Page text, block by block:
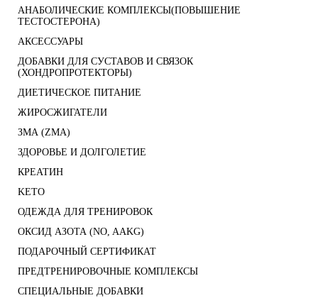
АНАБОЛИЧЕСКИЕ КОМПЛЕКСЫ(ПОВЫШЕНИЕ
ТЕСТОСТЕРОНА)
АКСЕССУАРЫ
ДОБАВКИ ДЛЯ СУСТАВОВ И СВЯЗОК
(ХОНДРОПРОТЕКТОРЫ)
ДИЕТИЧЕСКОЕ ПИТАНИЕ
ЖИРОСЖИГАТЕЛИ
ЗМА (ZMA)
ЗДОРОВЬЕ И ДОЛГОЛЕТИЕ
КРЕАТИН
KETO
ОДЕЖДА ДЛЯ ТРЕНИРОВОК
ОКСИД АЗОТА (NO, AAKG)
ПОДАРОЧНЫЙ СЕРТИФИКАТ
ПРЕДТРЕНИРОВОЧНЫЕ КОМПЛЕКСЫ
СПЕЦИАЛЬНЫЕ ДОБАВКИ